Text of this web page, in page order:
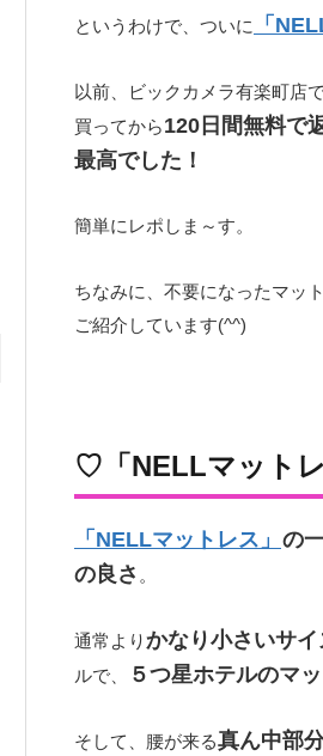
というわけで、ついに 「
以前、ビックカメラ有楽町店
買ってから120日間無料で
最高でした！
簡単にレポしま～す。
ちなみに、不要になったマッ
ご紹介しています(^^)
♡「NELLマット
「NELLマットレス」 の
の良さ 。
通常よりかなり小さいサ
ルで、
５つ星ホテルのマ
そして、腰が来る真ん中部